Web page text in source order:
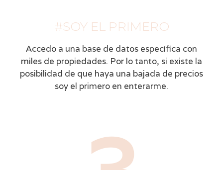
#SOY EL PRIMERO
Accedo a una base de datos específica con
miles de propiedades. Por lo tanto, si existe la
posibilidad de que haya una bajada de precios
soy el primero en enterarme.